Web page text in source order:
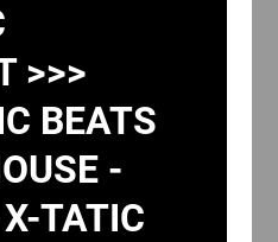
>>>
BEATS
-
TATIC